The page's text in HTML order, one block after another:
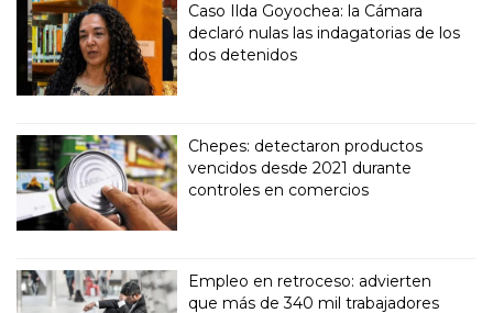
Caso Ilda Goyochea: la Cámara
declaró nulas las indagatorias de los
dos detenidos
Chepes: detectaron productos
vencidos desde 2021 durante
controles en comercios
Empleo en retroceso: advierten
que más de 340 mil trabajadores